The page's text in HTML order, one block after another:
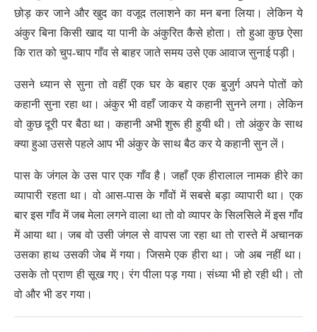
छोड़ कर जाने और खुद का वजूद तलाशने का मन बना लिया। लेकिन ये
अंकुर बिना किसी खाद या पानी के अंकुरित कैसे होता। तो हुआ कुछ ऐसा
कि रात को चुप-चाप गाँव से बाहर जाते समय उसे एक आवाज सुनाई पड़ी।
उसने ध्यान से सुना तो वहीं एक घर के बहार एक बुजुर्ग अपने पोतों को
कहानी सुना रहा था। अंकुर भी वहाँ जाकर ये कहानी सुनने लगा। लेकिन
वो कुछ दूरी पर बैठा था। कहानी अभी शुरू ही हुयी थी। तो अंकुर के साथ
क्या हुआ उससे पहले आप भी अंकुर के साथ बैठ कर ये कहानी सुन लें।
पास के जंगल के उस पार एक गाँव है। जहाँ एक हीरालाल नामक हीरे का
व्यापारी रहता था। वो आस-पास के गाँवों में सबसे बड़ा व्यापारी था। एक
बार इस गाँव में जब मेला लगने वाला था तो वो व्यापर के सिलसिले में इस गाँव
में आया था। जब वो उसी जंगल से वापस जा रहा था तो रास्ते में अचानक
उसका हाथ उसकी जेब में गया। जिसमे एक हीरा था। जो अब नहीं था।
उसके तो प्राण ही सूख गए। रंग पीला पड़ गया। संध्या भी हो रही थी। तो
वो और भी डर गया।